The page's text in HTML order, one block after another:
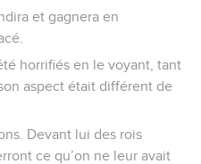
et gagnera en
horrifiés en le voyant, tant
aspect était différent de
Devant lui des rois
ce qu’on ne leur avait